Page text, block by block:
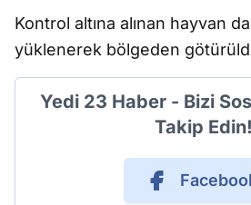
Kontrol altına alınan hayvan
yüklenerek bölgeden
Yedi 23 Haber - Bizi
Takip Edin!